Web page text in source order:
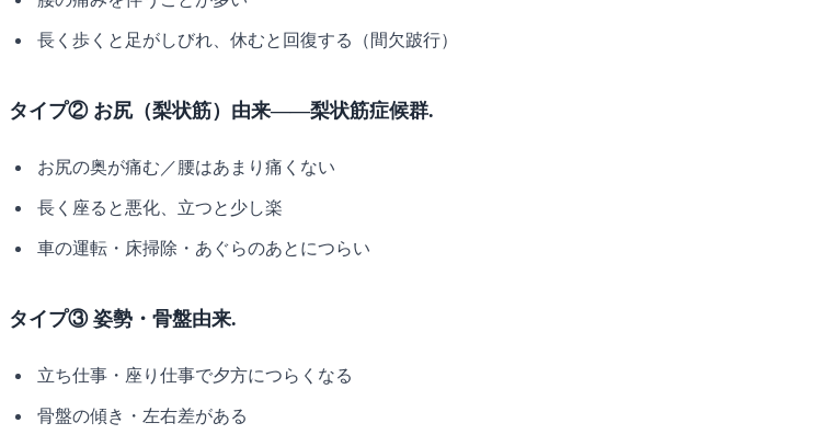
長く歩くと足がしびれ、休むと回復する（間欠跛行）
タイプ② お尻（梨状筋）由来——梨状筋症候群.
お尻の奥が痛む／腰はあまり痛くない
長く座ると悪化、立つと少し楽
車の運転・床掃除・あぐらのあとにつらい
タイプ③ 姿勢・骨盤由来.
立ち仕事・座り仕事で夕方につらくなる
骨盤の傾き・左右差がある